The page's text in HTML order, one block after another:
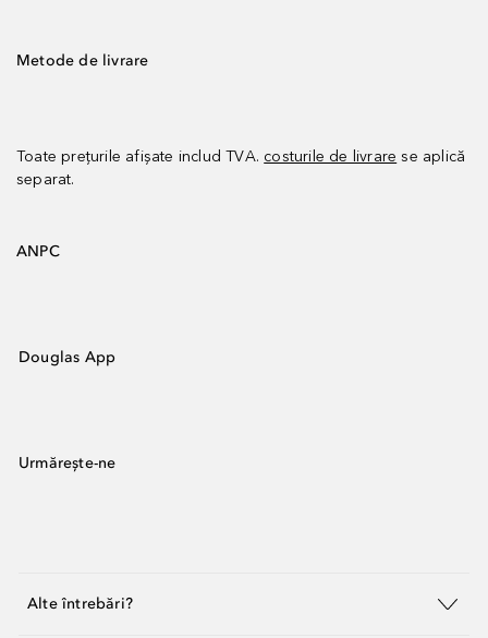
Metode de livrare
Toate prețurile afișate includ TVA. costurile de livrare se aplică
separat.
ANPC
Douglas App
Urmărește-ne
Alte întrebări?